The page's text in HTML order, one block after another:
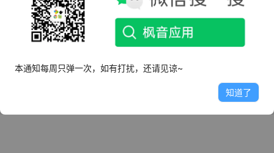
本通知每周只弹一次，如有打扰，还请见谅~
知道了